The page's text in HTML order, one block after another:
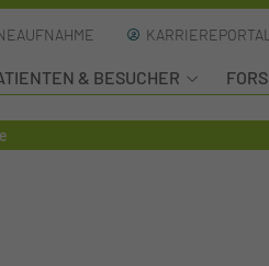
KARRIEREPORTAL
& BESUCHER